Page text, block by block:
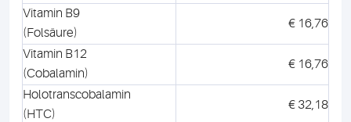
Vitamin B9
(Folsäure)
€ 16,76
Vitamin B12
(Cobalamin)
€ 16,76
Holotranscobalamin
(HTC)
€ 32,18